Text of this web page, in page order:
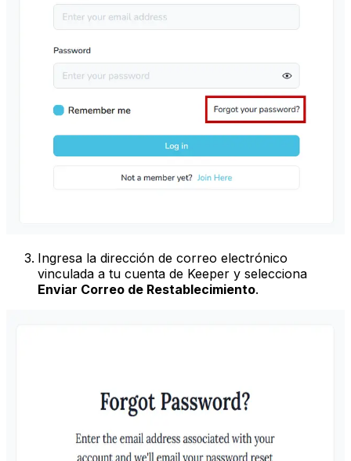
Ingresa la dirección de correo electrónico
vinculada a tu cuenta de Keeper y selecciona
Enviar Correo de Restablecimiento.